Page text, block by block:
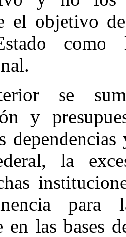
el objetivo
como
se
y
la
para
en las